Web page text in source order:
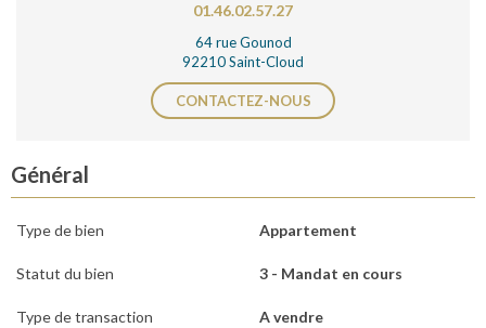
01.46.02.57.27
64 rue Gounod
92210 Saint-Cloud
CONTACTEZ-NOUS
Général
Type de bien Appartement
Statut du bien 3 - Mandat en cours
Type de transaction A vendre